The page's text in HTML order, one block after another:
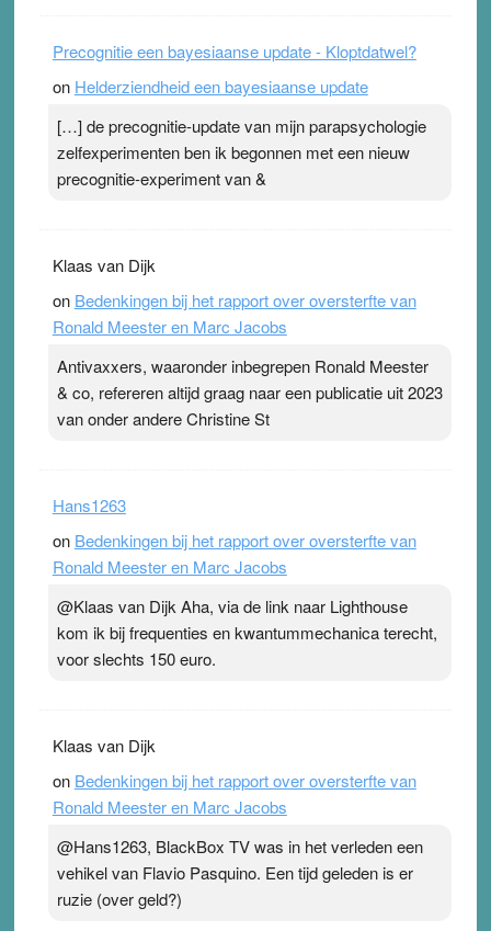
Precognitie een bayesiaanse update - Kloptdatwel?
on Helderziendheid een bayesiaanse update
[…] de precognitie-update van mijn parapsychologie
zelfexperimenten ben ik begonnen met een nieuw
precognitie-experiment van &
Klaas van Dijk
on Bedenkingen bij het rapport over oversterfte van
Ronald Meester en Marc Jacobs
Antivaxxers, waaronder inbegrepen Ronald Meester
& co, refereren altijd graag naar een publicatie uit 2023
van onder andere Christine St
Hans1263
on Bedenkingen bij het rapport over oversterfte van
Ronald Meester en Marc Jacobs
@Klaas van Dijk Aha, via de link naar Lighthouse
kom ik bij frequenties en kwantummechanica terecht,
voor slechts 150 euro.
Klaas van Dijk
on Bedenkingen bij het rapport over oversterfte van
Ronald Meester en Marc Jacobs
@Hans1263, BlackBox TV was in het verleden een
vehikel van Flavio Pasquino. Een tijd geleden is er
ruzie (over geld?)